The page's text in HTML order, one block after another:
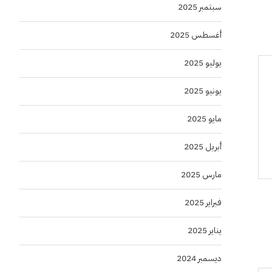
سبتمبر 2025
أغسطس 2025
يوليو 2025
يونيو 2025
مايو 2025
أبريل 2025
مارس 2025
فبراير 2025
يناير 2025
ديسمبر 2024